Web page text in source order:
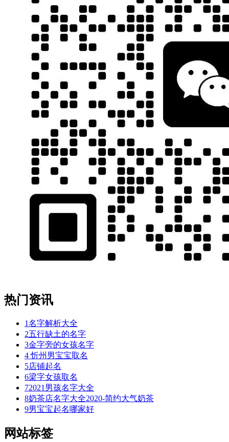
热门资讯
1名字解析大全
2五行缺土的名字
3金字旁的女孩名字
4忻州男宝宝取名
5店铺起名
6梁字女孩取名
72021男孩名字大全
8奶茶店名字大全2020-简约大气奶茶
9男宝宝起名哪家好
网站标签